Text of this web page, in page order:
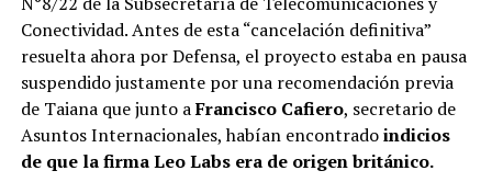
Conectividad. Antes de esta “cancelación definitiva”
resuelta ahora por Defensa, el proyecto estaba en pausa
suspendido justamente por una recomendación previa
de Taiana que junto aFrancisco Cafiero, secretario de
Asuntos Internacionales, habían encontradoindicios
de que la firma Leo Labs era de origen británico.